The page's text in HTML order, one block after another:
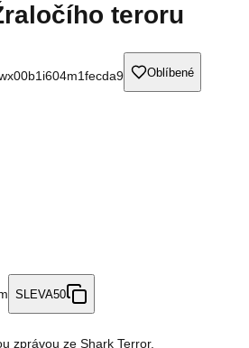
teroru
Oblíbené
SLEVA50
zprávou ze Shark Terror.